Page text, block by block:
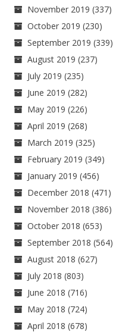
November 2019 (337)
October 2019 (230)
September 2019 (339)
August 2019 (237)
July 2019 (235)
June 2019 (282)
May 2019 (226)
April 2019 (268)
March 2019 (325)
February 2019 (349)
January 2019 (456)
December 2018 (471)
November 2018 (386)
October 2018 (653)
September 2018 (564)
August 2018 (627)
July 2018 (803)
June 2018 (716)
May 2018 (724)
April 2018 (678)